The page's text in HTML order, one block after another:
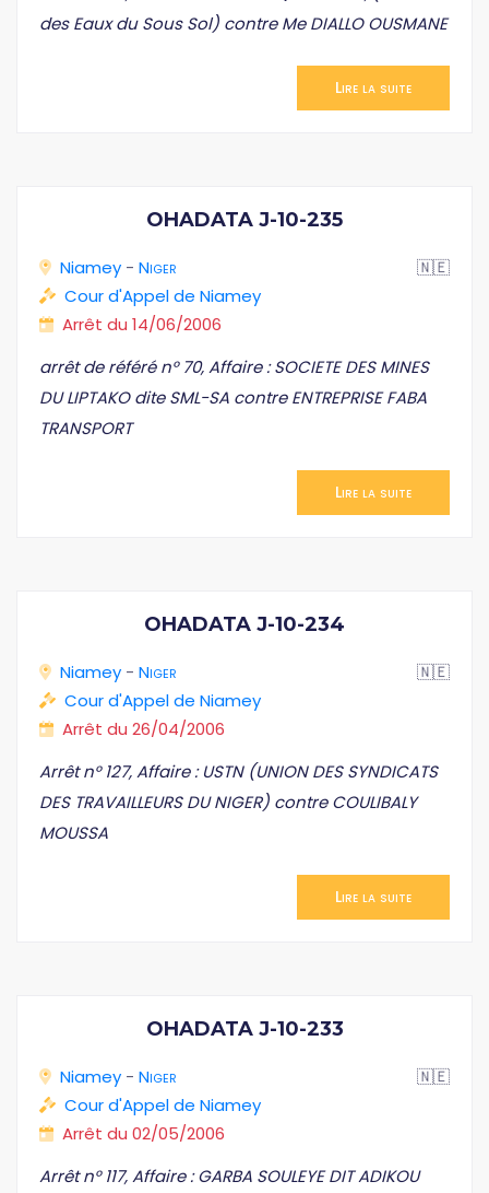
des Eaux du Sous Sol) contre Me DIALLO OUSMANE
Lire la suite
OHADATA J-10-235
Niamey - Niger
🇳🇪
Cour d'Appel de Niamey
Arrêt du 14/06/2006
arrêt de référé n° 70, Affaire : SOCIETE DES MINES
DU LIPTAKO dite SML-SA contre ENTREPRISE FABA
TRANSPORT
Lire la suite
OHADATA J-10-234
Niamey - Niger
🇳🇪
Cour d'Appel de Niamey
Arrêt du 26/04/2006
Arrêt n° 127, Affaire : USTN (UNION DES SYNDICATS
DES TRAVAILLEURS DU NIGER) contre COULIBALY
MOUSSA
Lire la suite
OHADATA J-10-233
Niamey - Niger
🇳🇪
Cour d'Appel de Niamey
Arrêt du 02/05/2006
Arrêt n° 117, Affaire : GARBA SOULEYE DIT ADIKOU